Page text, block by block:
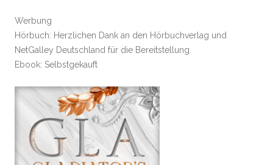
Werbung
Hörbuch: Herzlichen Dank an den Hörbuchverlag und
NetGalley Deutschland für die Bereitstellung.
Ebook: Selbstgekauft